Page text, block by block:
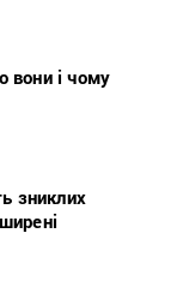
вони і чому
зниклих